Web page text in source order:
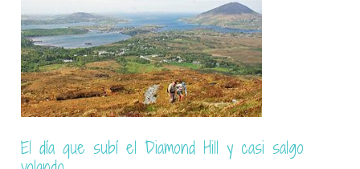
Las Termópilas, el desfiladero donde se libró la